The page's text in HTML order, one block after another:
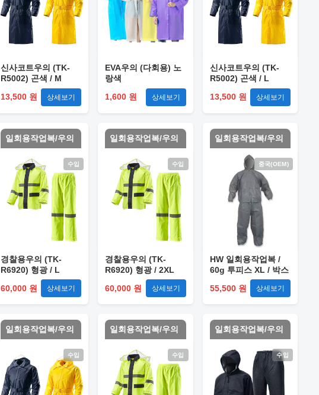
신사코트우의 (TK-
R5002) 곤색 / M
13,500 원
상세보기
EVA우의 (다회용) 노
랑색
1,600 원
상세보기
신사코트우의 (TK-
R5002) 곤색 / L
13,500 원
상세보기
일회용작업복/우의
수입
경찰용우의 (TK-
R6920) 형광 / L
60,000 원
상세보기
일회용작업복/우의
수입
경찰용우의 (TK-
R6920) 형광 / 2XL
60,000 원
상세보기
일회용작업복/우의
중국(OEM)
HW 일회용작업복 /
60g 투피스 XL / 박스
55,500 원
상세보기
일회용작업복/우의
수입
일회용작업복/우의
수입
일회용작업복/우의
수입